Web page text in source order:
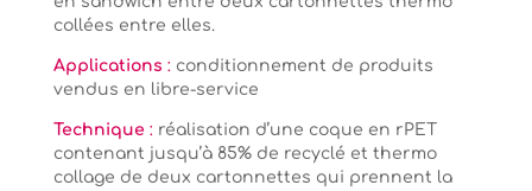
collées entre elles.
Applications :conditionnement de produits
vendus en libre-service
Technique :réalisation d’une coque en rPET
contenant jusqu’à 85% de recyclé et thermo
collage de deux cartonnettes qui prennent la